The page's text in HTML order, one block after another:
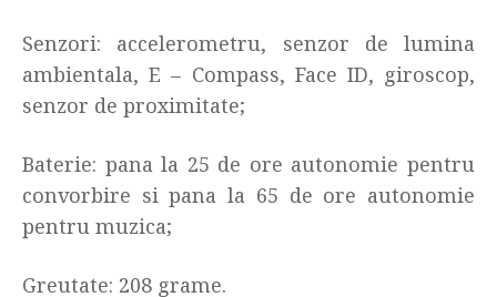
Senzori: accelerometru, senzor de lumina
ambientala, E – Compass, Face ID, giroscop,
senzor de proximitate;
Baterie: pana la 25 de ore autonomie pentru
convorbire si pana la 65 de ore autonomie
pentru muzica;
Greutate: 208 grame.